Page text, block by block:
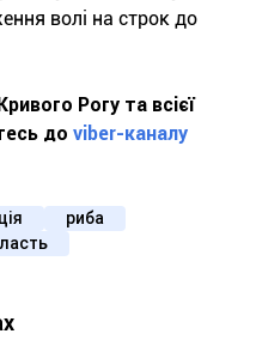
волі на строк до
Рогу та всієї
до viber-каналу
риба